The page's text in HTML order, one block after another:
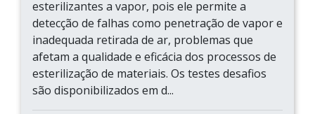
esterilizantes a vapor, pois ele permite a
detecção de falhas como penetração de vapor e
inadequada retirada de ar, problemas que
afetam a qualidade e eficácia dos processos de
esterilização de materiais. Os testes desafios
são disponibilizados em d...